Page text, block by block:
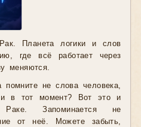
Планета логики и слов
где всё работает через
меняются.
помните не слова человека,
в тот момент? Вот это и
Запоминается не
от неё. Можете забыть,